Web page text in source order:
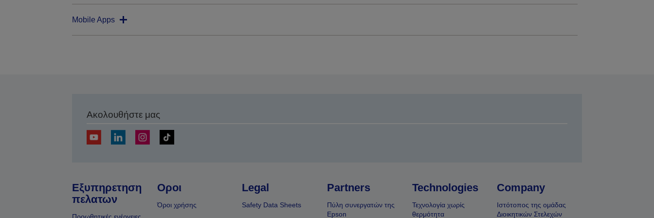
Mobile Apps
Ακολουθήστε μας
Εξυπηρετηση
πελατων
Οροι
Όροι χρήσης
Legal
Safety Data Sheets
Partners
Πύλη συνεργατών της
Epson
Technologies
Τεχνολογία χωρίς
θερμότητα
Company
Ιστότοπος της ομάδας
Διοικητικών Στελεχών